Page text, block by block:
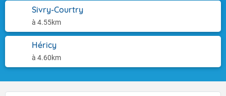
Sivry-Courtry
à 4.55km
Héricy
à 4.60km